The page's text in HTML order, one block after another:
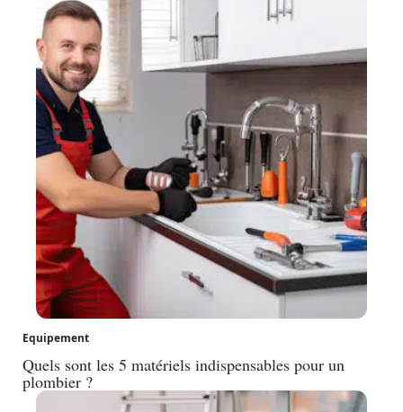
Equipement
Quels sont les 5 matériels indispensables pour un
plombier ?